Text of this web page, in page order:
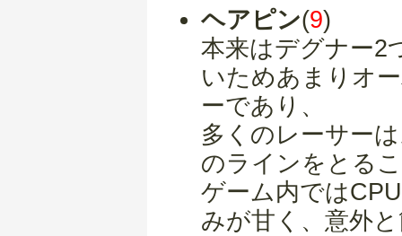
ヘアピン(9)
本来はデグナー2
いためあまりオ
ーであり、
多くのレーサー
のラインをとる
ゲーム内では
みが甘く、意外